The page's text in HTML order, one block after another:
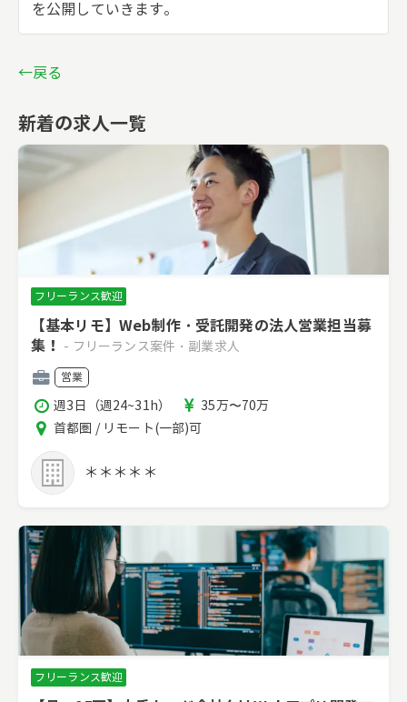
を公開していきます。
←戻る
新着の求人一覧
フリーランス歓迎
【基本リモ】Web制作・受託開発の法人営業担当募
集！
- フリーランス案件・副業求人
職
種
営業
稼
働
時
間
週3日（週24~31h）
報
酬
35万〜70万
エ
ア
首都圏 / リモート(一部)可
＊＊＊＊＊
フリーランス歓迎